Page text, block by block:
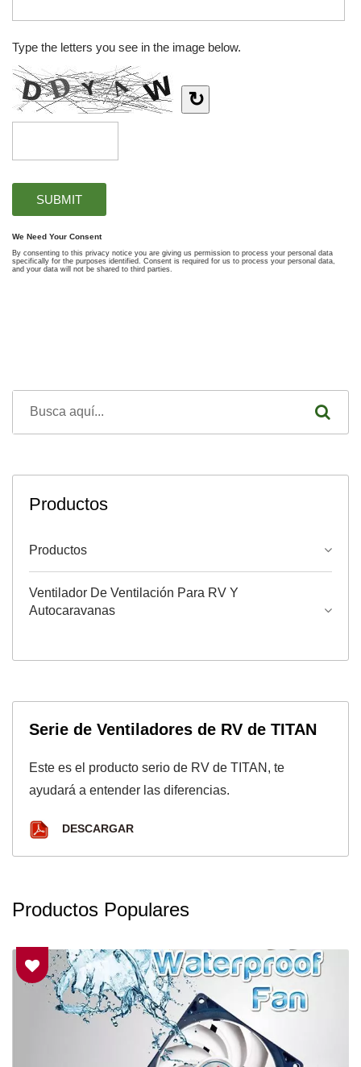
Productos
Productos
Ventilador De Ventilación Para RV Y
Autocaravanas
Serie de Ventiladores de RV de TITAN
Este es el producto serio de RV de TITAN, te
ayudará a entender las diferencias.
DESCARGAR
Productos Populares